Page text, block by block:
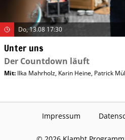
Do, 13.08 17:30
Unter uns
Der Countdown läuft
Mit: Ilka Mahrholz, Karin Heine, Patrick
Impressum